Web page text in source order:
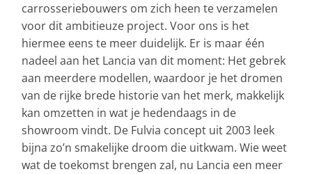
carrosseriebouwers om zich heen te verzamelen
voor dit ambitieuze project. Voor ons is het
hiermee eens te meer duidelijk. Er is maar één
nadeel aan het Lancia van dit moment: Het gebrek
aan meerdere modellen, waardoor je het dromen
van de rijke brede historie van het merk, makkelijk
kan omzetten in wat je hedendaags in de
showroom vindt. De Fulvia concept uit 2003 leek
bijna zo’n smakelijke droom die uitkwam. Wie weet
wat de toekomst brengen zal, nu Lancia een meer